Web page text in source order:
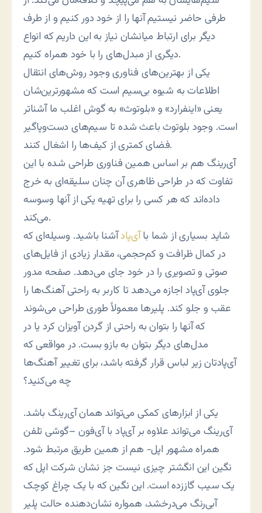
طرفی حاضر نیستیم آنها را از خود دور کنیم و از طرف
دیگر برای ارتباط میانشان نیاز به این داریم که انواع
دیگری از مبدل‌های را با خود همراه کنیم.
یکی از بهترین‌های فناوری وجود روش‌های انتقال
اطلاعات به شیوه بی‌سیم است که مشهورترین‌شان
یعنی «اینفرارد» و «بلوتوث» به گوش اغلب ما آشناتر
است. وجود بلوتوث باعث شده تا سیم‌های دست‌وپاگیر
فضای کمتری از کیف‌ها را اشغال کنند.
آی‌رینگ هم بر اساس همین فناوری طراحی شده با این
تفاوت که در طراحی ظاهری آن چنان سلیقه‌ای به خرج
داده‌اند که هر کسی را برای تهیه یکی از آنها وسوسه
می‌کند.
شاید بسیاری از شما باآی‌پادآشنا باشید. وسیله‌‌ای که
در کمال ظرافت و کم‌حجمی، مقدار زیادی از فایل‌های
صوتی و تصویری را در خود جای می‌دهد. صفحه مدور
جلوی آی‌پاد اجازه می‌دهد تا کاربر به راحتی آهنگ‌ها را
عقب و جلو کند. پلیرها معمولاً طوری طراحی می‌شوند
که آنها را بتوان به راحتی از گردن آویزان کرد یا در
مدل‌های دیگر بتوان به بازو بست. در مواقعی که
آی‌پادتان زیر لباس قرار گرفته باشد، برای تغییر آهنگ‌ها
چه می‌کنید؟
یکی از ابزارهای کمکی می‌تواند همان آی‌رینگ باشد.
آی‌رینگ می‌تواند علاوه بر آی‌پاد با آی‌فون –گوشی تلفن
همراه مشهور اپل- هم از همین طریق مرتبط شود.
نگین این انگشتر چیزی نیست جز نشان شرکت اپل که
یک سیب گاززده است. این نگین که با یک چراغ کوچک
آبی‌رنگ می‌درخشد، همواره نشان‌دهنده حالت پلیر